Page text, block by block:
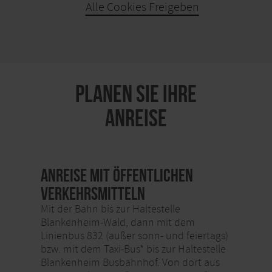
Alle Cookies Freigeben
PLANEN SIE IHRE
ANREISE
Anreise mit öffentlichen
Verkehrsmitteln
Mit der Bahn bis zur Haltestelle
Blankenheim-Wald, dann mit dem
Linienbus 832 (außer sonn- und feiertags)
bzw. mit dem Taxi-Bus* bis zur Haltestelle
Blankenheim Busbahnhof. Von dort aus